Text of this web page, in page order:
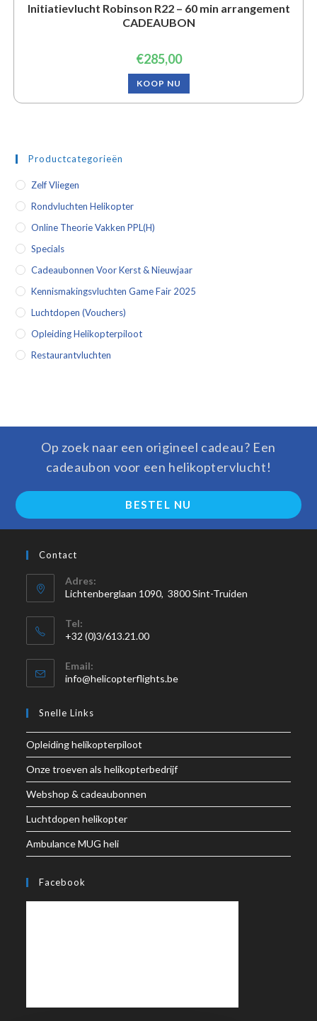
Initiatievlucht Robinson R22 – 60 min arrangement
CADEAUBON
€285,00
KOOP NU
Productcategorieën
Zelf Vliegen
Rondvluchten Helikopter
Online Theorie Vakken PPL(H)
Specials
Cadeaubonnen Voor Kerst & Nieuwjaar
Kennismakingsvluchten Game Fair 2025
Luchtdopen (vouchers)
Opleiding Helikopterpiloot
Restaurantvluchten
Op zoek naar een origineel cadeau? Een
cadeaubon voor een helikoptervlucht!
BESTEL NU
Contact
Adres:
Lichtenberglaan 1090, 3800 Sint-Truiden
Tel:
+32 (0)3/613.21.00
Email:
info@helicopterflights.be
Snelle Links
Opleiding helikopterpiloot
Onze troeven als helikopterbedrijf
Webshop & cadeaubonnen
Luchtdopen helikopter
Ambulance MUG heli
Facebook